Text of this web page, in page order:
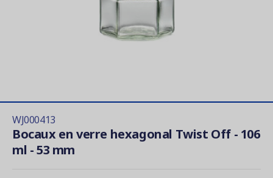
WJ000413
Bocaux en verre hexagonal Twist Off - 106
ml - 53 mm